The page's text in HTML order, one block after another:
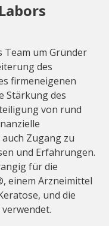
um Gründer
des
firmeneigenen
Stärkung des
von rund
Zugang zu
und Erfahrungen.
für die
einem Arzneimittel
und die